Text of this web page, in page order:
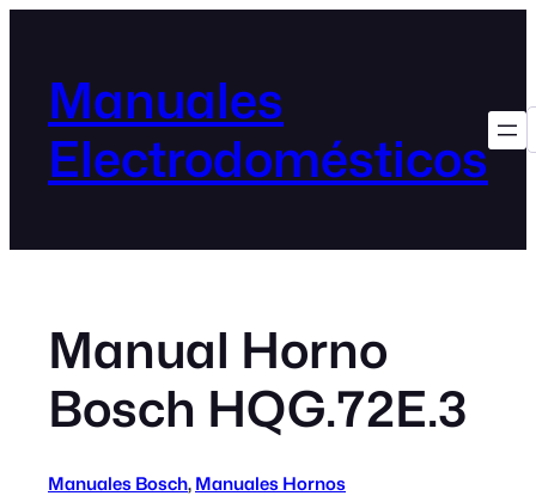
Manuales
Electrodomésticos
Manual Horno
Bosch HQG.72E.3
Manuales Bosch, Manuales Hornos